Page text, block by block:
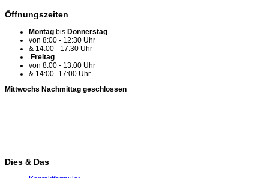
Öffnungszeiten
Montag bis Donnerstag
von 8:00 - 12:30 Uhr
& 14:00 - 17:30 Uhr
Freitag
von 8:00 - 13:00 Uhr
& 14:00 -17:00 Uhr
Mittwochs Nachmittag geschlossen
Dies & Das